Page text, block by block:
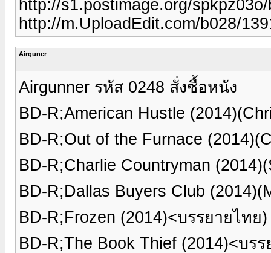
http://s1.postimage.org/
http://m.UploadEdit.com/b028/
Airguner
Airgunner รหัส 0248 สั่งซื้อหนัง
BD-R;American Hustle
BD-R;Out of the Furnace
BD-R;Charlie Countryman
BD-R;Dallas Buyers Club
BD-R;Frozen (2014)<บรรยายไทย)
BD-R;The Book Thief (2014)<บร